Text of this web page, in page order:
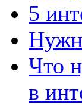
5
Что
в